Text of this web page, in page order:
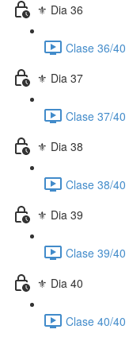
⚜️ Dia 36
Clase 36/
⚜️ Dia 37
Clase 37/
⚜️ Dia 38
Clase 38/
⚜️ Dia 39
Clase 39/
⚜️ Dia 40
Clase 40/